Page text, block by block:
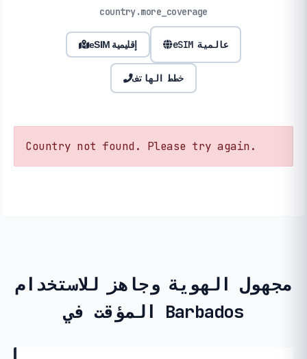
country.more_coverage
eSIM إقليمية eSIM عالمية
خطط الهاتف
Country not found. Please try again.
مجهول الهوية وجاهز للاستخدام
المؤقت في Barbados